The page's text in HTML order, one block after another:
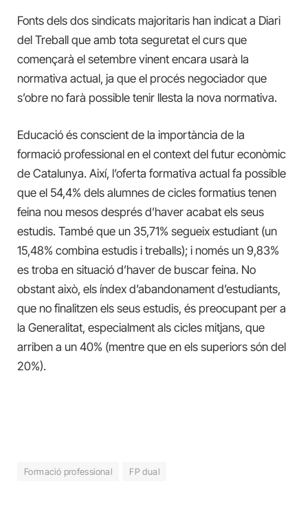
Fonts dels dos sindicats majoritaris han indicat a Diari
del Treball que amb tota seguretat el curs que
començarà el setembre vinent encara usarà la
normativa actual, ja que el procés negociador que
s’obre no farà possible tenir llesta la nova normativa.
Educació és conscient de la importància de la
formació professional en el context del futur econòmic
de Catalunya. Així, l’oferta formativa actual fa possible
que el 54,4% dels alumnes de cicles formatius tenen
feina nou mesos després d’haver acabat els seus
estudis. També que un 35,71% segueix estudiant (un
15,48% combina estudis i treballs); i només un 9,83%
es troba en situació d’haver de buscar feina. No
obstant això, els índex d’abandonament d’estudiants,
que no finalitzen els seus estudis, és preocupant per a
la Generalitat, especialment als cicles mitjans, que
arriben a un 40% (mentre que en els superiors són del
20%).
Formació professional FP dual